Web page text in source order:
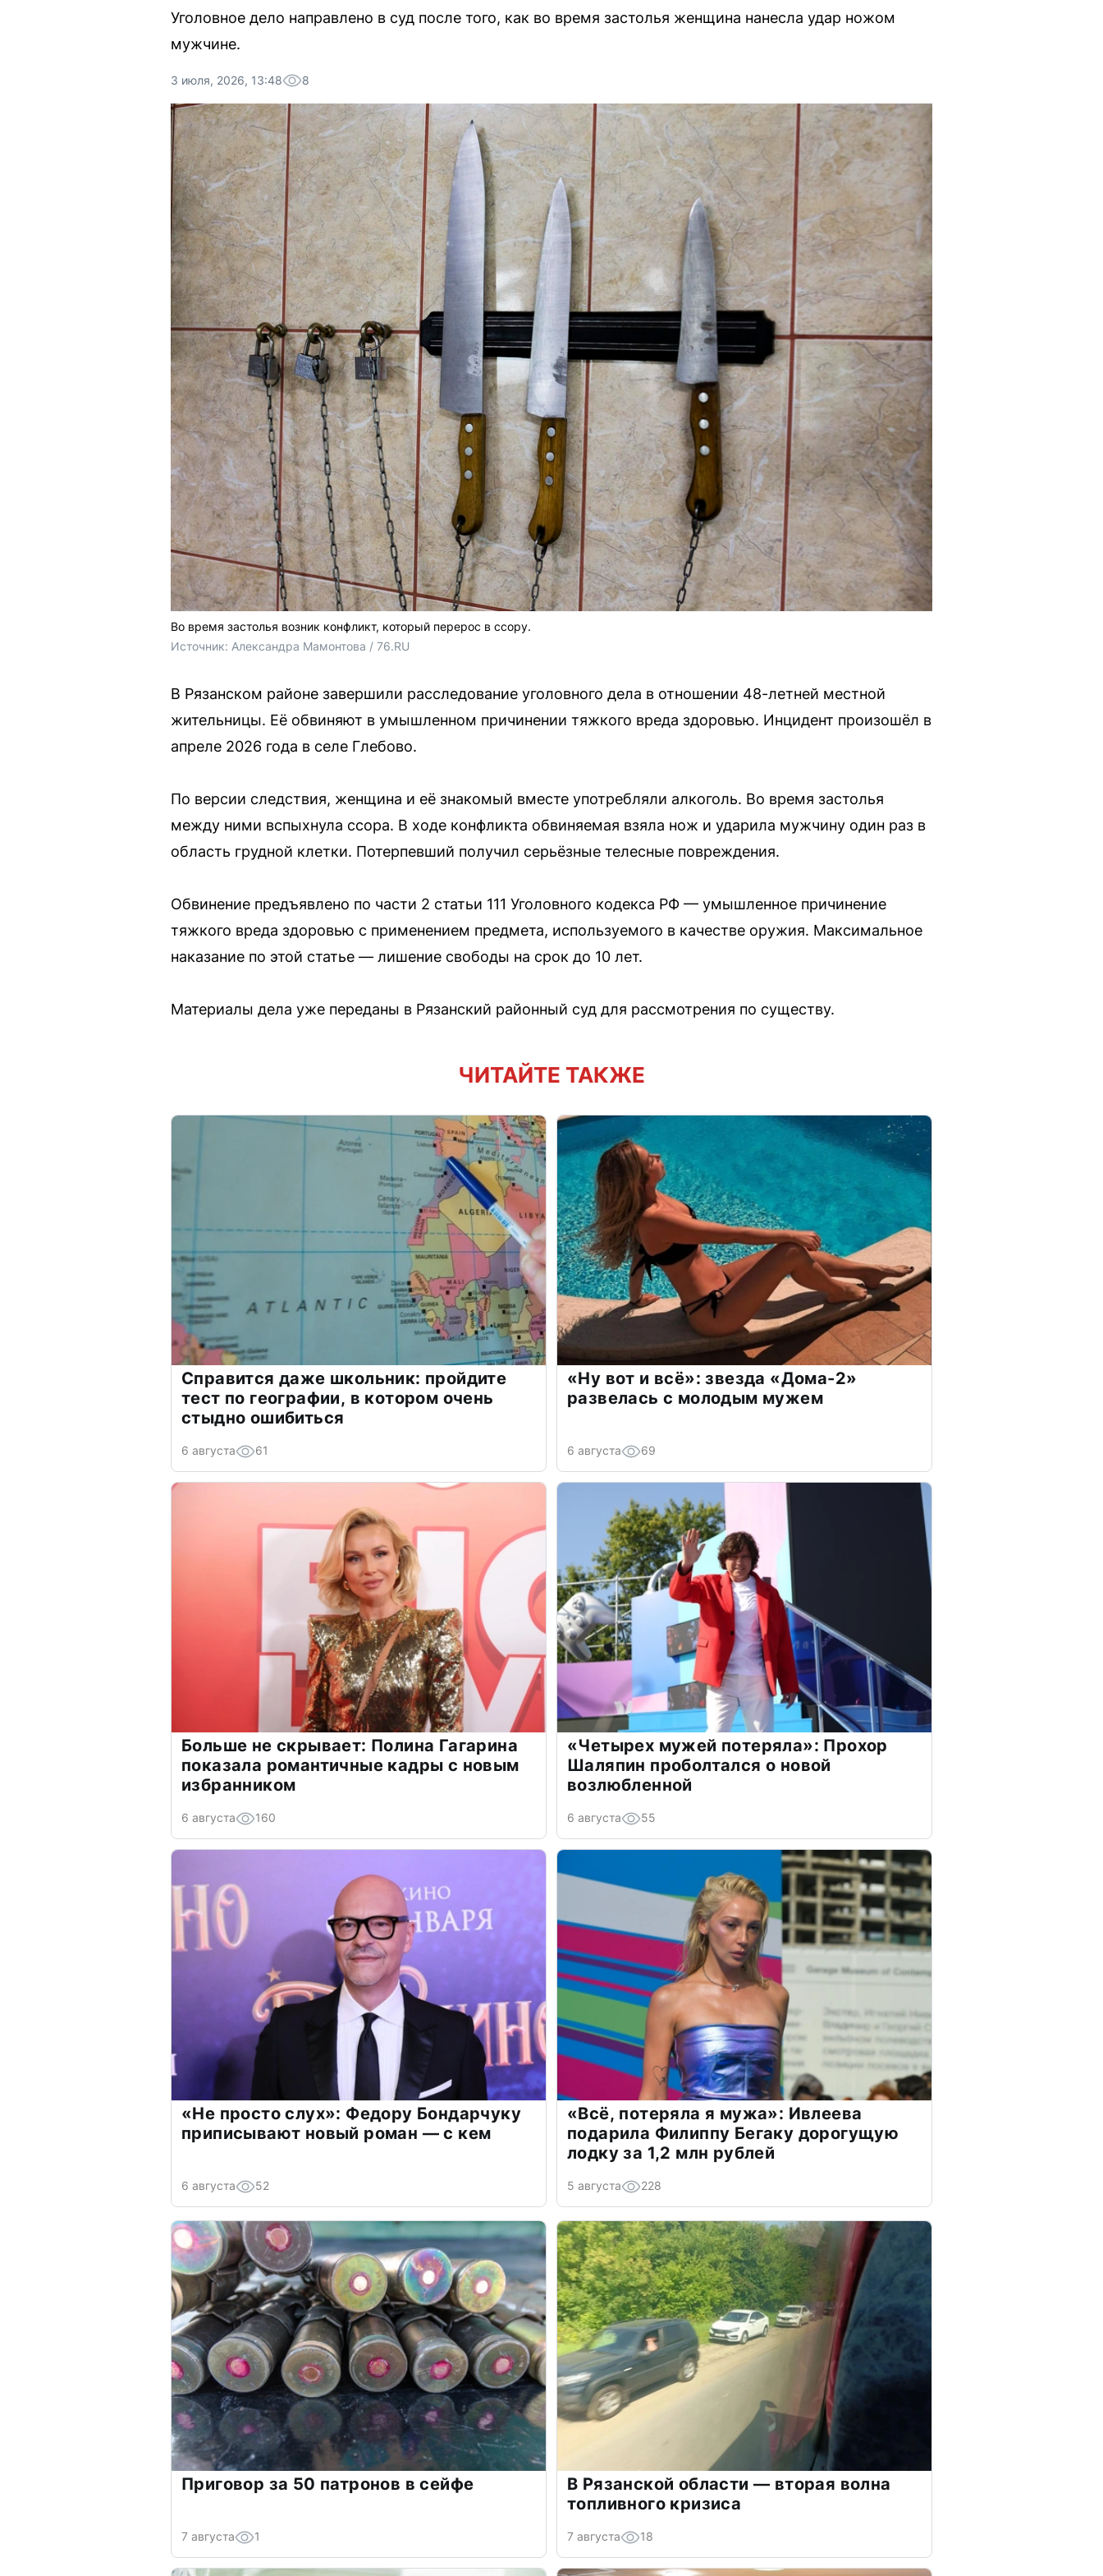
Уголовное дело направлено в суд после того, как во время застолья женщина нанесла удар ножом
мужчине.
3 июля, 2026, 13:48 8
Во время застолья возник конфликт, который перерос в ссору.
Источник: Александра Мамонтова / 76.RU
В Рязанском районе завершили расследование уголовного дела в отношении 48-летней местной
жительницы. Её обвиняют в умышленном причинении тяжкого вреда здоровью. Инцидент произошёл в
апреле 2026 года в селе Глебово.
По версии следствия, женщина и её знакомый вместе употребляли алкоголь. Во время застолья
между ними вспыхнула ссора. В ходе конфликта обвиняемая взяла нож и ударила мужчину один раз в
область грудной клетки. Потерпевший получил серьёзные телесные повреждения.
Обвинение предъявлено по части 2 статьи 111 Уголовного кодекса РФ — умышленное причинение
тяжкого вреда здоровью с применением предмета, используемого в качестве оружия. Максимальное
наказание по этой статье — лишение свободы на срок до 10 лет.
Материалы дела уже переданы в Рязанский районный суд для рассмотрения по существу.
ЧИТАЙТЕ ТАКЖЕ
Справится даже школьник: пройдите
тест по географии, в котором очень
стыдно ошибиться
6 августа 61
«Ну вот и всё»: звезда «Дома-2»
развелась с молодым мужем
6 августа 69
Больше не скрывает: Полина Гагарина
показала романтичные кадры с новым
избранником
6 августа 160
«Четырех мужей потеряла»: Прохор
Шаляпин проболтался о новой
возлюбленной
6 августа 55
«Не просто слух»: Федору Бондарчуку
приписывают новый роман — с кем
6 августа 52
«Всё, потеряла я мужа»: Ивлеева
подарила Филиппу Бегаку дорогущую
лодку за 1,2 млн рублей
5 августа 228
Приговор за 50 патронов в сейфе
7 августа 1
В Рязанской области — вторая волна
топливного кризиса
7 августа 18